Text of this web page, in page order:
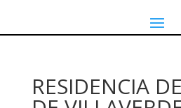
RESIDENCIA